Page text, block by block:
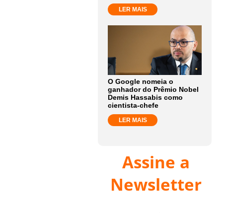
LER MAIS
O Google nomeia o
ganhador do Prêmio Nobel
Demis Hassabis como
cientista-chefe
LER MAIS
Assine a
Newsletter